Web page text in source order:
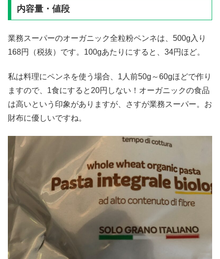
内容量・値段
業務スーパーのオーガニック全粒粉ペンネは、500g入り
168円（税抜）です。100gあたりにすると、34円ほど。
私は料理にペンネを使う場合、1人前50g～60gほどで作り
ますので、1食にすると20円しない！オーガニックの食品
は高いという印象がありますが、さすが業務スーパー。お
財布に優しいですね。